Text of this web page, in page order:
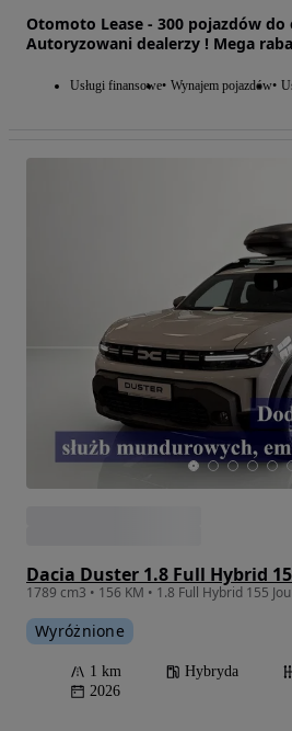
Otomoto Lease - 300 pojazdów
Autoryzowani dealerzy ! Mega
Usługi finansowe Wynajem pojazdów
Dacia Duster 1.8 Full Hybrid
1789 cm3 • 156 KM • 1.8 Full Hybrid 155
Wyróżnione
1 km Hybryda
2026